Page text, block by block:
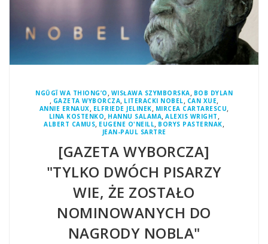
NGŨGĨ WA THIONG’O , WISŁAWA SZYMBORSKA, BOB DYLAN
, GAZETA WYBORCZA, LITERACKI NOBEL, CAN XUE,
ANNIE ERNAUX, ELFRIEDE JELINEK, MIRCEA CARTARESCU,
LINA KOSTENKO, HANNU SALAMA, ALEXIS WRIGHT ,
ALBERT CAMUS, EUGENE O'NEILL, BORYS PASTERNAK,
JEAN-PAUL SARTRE
[GAZETA WYBORCZA]
"TYLKO DWÓCH PISARZY
WIE, ŻE ZOSTAŁO
NOMINOWANYCH DO
NAGRODY NOBLA"